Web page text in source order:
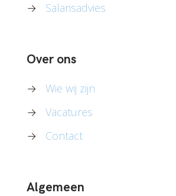
→
Salarisadvies
Over ons
→
Wie wij zijn
→
Vacatures
→
Contact
Algemeen